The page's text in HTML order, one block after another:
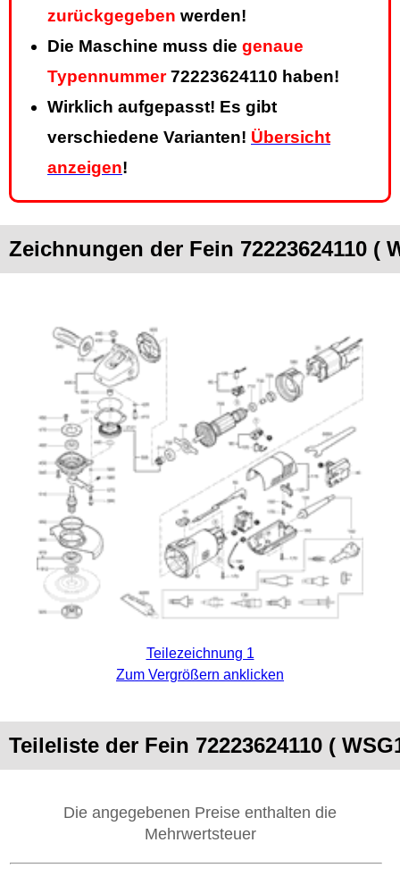
zurückgegeben werden!
Die Maschine muss die genaue
Typennummer72223624110 haben!
Wirklich aufgepasst! Es gibt
verschiedene Varianten! Übersicht
anzeigen!
Zeichnungen der Fein 72223624110 (
Teilezeichnung 1
Zum Vergrößern anklicken
Teileliste der Fein 72223624110 (
Die angegebenen Preise enthalten die
Mehrwertsteuer